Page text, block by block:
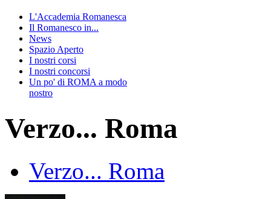
L'Accademia Romanesca
Il Romanesco in...
News
Spazio Aperto
I nostri corsi
I nostri concorsi
Un po' di ROMA a modo
nostro
Verzo... Roma
Verzo... Roma